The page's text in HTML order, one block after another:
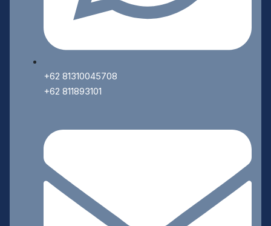
+62 81310045708
+62 811893101